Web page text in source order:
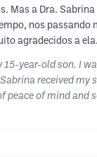
Mas a Dra. Sabrina
nos passando
agradecidos a ela.
year-old son. I
received my
of mind and